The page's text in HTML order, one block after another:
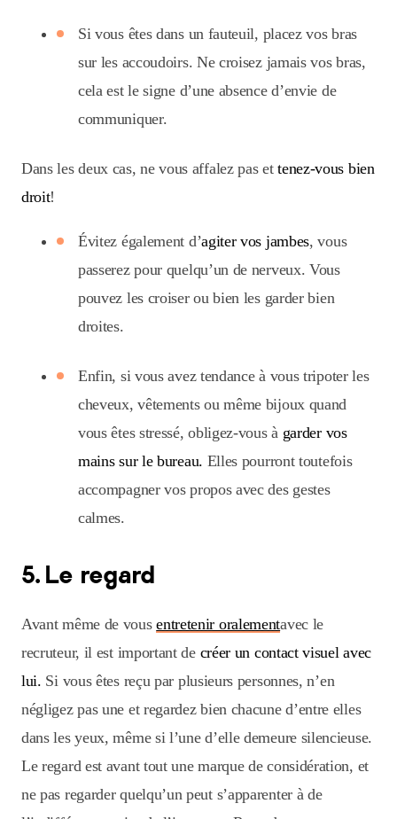
Si vous êtes dans un fauteuil, placez vos bras
sur les accoudoirs. Ne croisez jamais vos bras,
cela est le signe d’une absence d’envie de
communiquer.
Dans les deux cas, ne vous affalez pas ettenez-vous bien
droit!
Évitez également d’agiter vos jambes, vous
passerez pour quelqu’un de nerveux. Vous
pouvez les croiser ou bien les garder bien
droites.
Enfin, si vous avez tendance à vous tripoter les
cheveux, vêtements ou même bijoux quand
vous êtes stressé, obligez-vous à garder vos
mains sur le bureau. Elles pourront toutefois
accompagner vos propos avec des gestes
calmes.
5. Le regard
Avant même de vousentretenir oralementavec le
recruteur, il est important de créer un contact visuel avec
lui. Si vous êtes reçu par plusieurs personnes, n’en
négligez pas une et regardez bien chacune d’entre elles
dans les yeux, même si l’une d’elle demeure silencieuse.
Le regard est avant tout une marque de considération, et
ne pas regarder quelqu’un peut s’apparenter à de